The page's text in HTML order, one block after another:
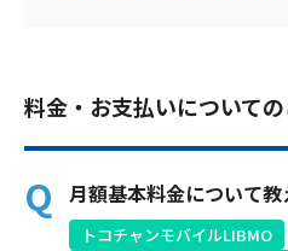
対応エリア
お電話で
受付時間：
料金・お支払いについて
月額基本料金について教
トコチャンモバイルLIBMO